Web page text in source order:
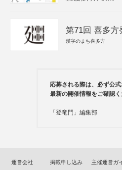
第71回 喜多
漢字のまち喜多方
応募される際は、必ず公
最新の開催情報をご確認く
「登竜門」編集部
運営会社 掲載申し込み 主催運営ガ